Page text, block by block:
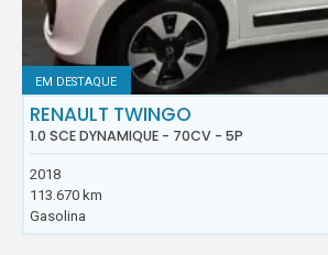
EM DESTAQUE
RENAULT TWINGO
1.0 SCE DYNAMIQUE - 70CV - 5P
2018
113.670 km
Gasolina